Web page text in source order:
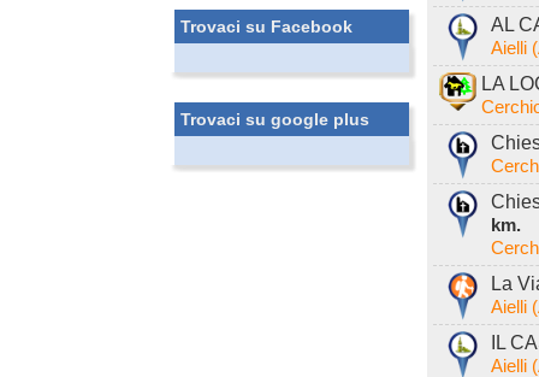
Trovaci su Facebook
Trovaci su google plus
AL
Aielli
LA
km.
La
Aielli
IL
Aielli